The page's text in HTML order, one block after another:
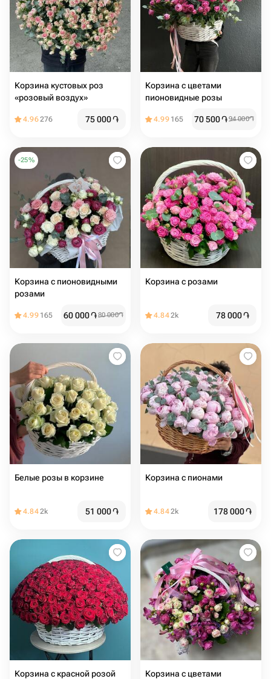
Корзина кустовых роз
«розовый воздух»
4.96276 75 000֏
Корзина с цветами
пионовидные розы
4.99 165 70 500֏94 000֏
-25%
Корзина с пионовидными
розами
4.99 165 60 000֏80 000֏
Корзина с розами
4.842k 78 000֏
Белые розы в корзине
4.842k 51 000֏
Корзина с пионами
4.842k 178 000֏
Корзина с красной розой
Корзина с цветами